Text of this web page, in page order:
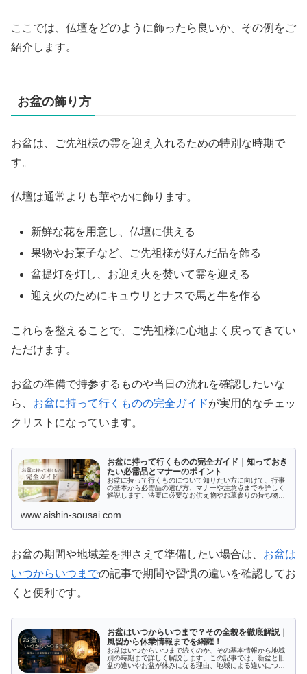
ここでは、仏壇をどのように飾ったら良いか、その例をご
紹介します。
お盆の飾り方
お盆は、ご先祖様の霊を迎え入れるための特別な時期で
す。
仏壇は通常よりも華やかに飾ります。
新鮮な花を用意し、仏壇に供える
果物やお菓子など、ご先祖様が好んだ品を飾る
盆提灯を灯し、お迎え火を焚いて霊を迎える
迎え火のためにキュウリとナスで馬と牛を作る
これらを整えることで、ご先祖様に心地よく戻ってきてい
ただけます。
お盆の準備で持参するものや当日の流れを確認したいな
ら、 お盆に持って行くものの完全ガイドが実用的なチェッ
クリストになっています。
お盆に持って行くものの完全ガイド｜知っておき
たい必需品とマナーのポイント
お盆に持って行くものについて知りたい方に向けて、行事
の基本から必需品の選び方、マナーや注意点までを詳しく
解説します。法要に必要なお供え物やお墓参りの持ち物、
手に喜ばれる選りすぐりのアイテムを知りたい方向けの指
www.aishin-sousai.com
お盆の期間や地域差を押さえて準備したい場合は、 お盆は
いつからいつまでの記事で期間や習慣の違いを確認してお
くと便利です。
お盆はいつからいつまで？その全貌を徹底解説｜
風習から休業情報までを網羅！
お盆はいつからいつまで続くのか、その基本情報から地域
別の時期まで詳しく解説します。この記事では、新盆と旧
盆の違いやお盆が休みになる理由、地域による違いについ